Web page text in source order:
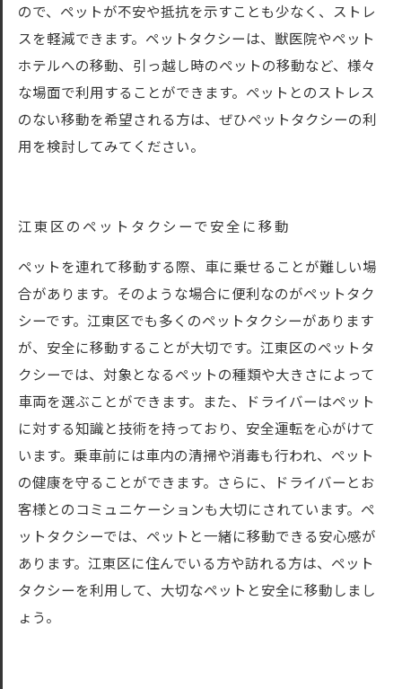
ので、ペットが不安や抵抗を示すことも少なく、ストレ
スを軽減できます。ペットタクシーは、獣医院やペット
ホテルへの移動、引っ越し時のペットの移動など、様々
な場面で利用することができます。ペットとのストレス
のない移動を希望される方は、ぜひペットタクシーの利
用を検討してみてください。
江東区のペットタクシーで安全に移動
ペットを連れて移動する際、車に乗せることが難しい場
合があります。そのような場合に便利なのがペットタク
シーです。江東区でも多くのペットタクシーがあります
が、安全に移動することが大切です。江東区のペットタ
クシーでは、対象となるペットの種類や大きさによって
車両を選ぶことができます。また、ドライバーはペット
に対する知識と技術を持っており、安全運転を心がけて
います。乗車前には車内の清掃や消毒も行われ、ペット
の健康を守ることができます。さらに、ドライバーとお
客様とのコミュニケーションも大切にされています。ペ
ットタクシーでは、ペットと一緒に移動できる安心感が
あります。江東区に住んでいる方や訪れる方は、ペット
タクシーを利用して、大切なペットと安全に移動しまし
ょう。